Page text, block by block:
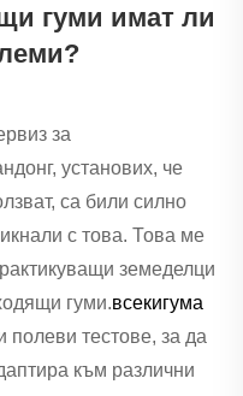
гуми имат ли
за
установих, че
са били силно
с това. Това ме
земеделци
гуми.всекигума
полеви тестове, за да
към различни